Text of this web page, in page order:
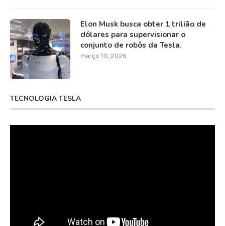
Elon Musk busca obter 1 trilião de
dólares para supervisionar o
conjunto de robôs da Tesla.
março 10, 2026
TECNOLOGIA TESLA